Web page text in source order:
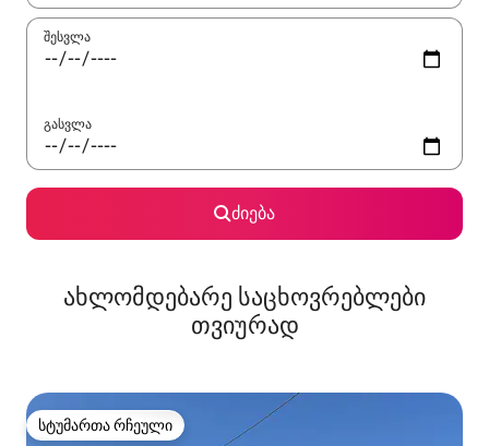
შესვლა
გასვლა
ძიება
ახლომდებარე საცხოვრებლები
თვიურად
სტუმართა რჩეული
სტუმართა რჩეული